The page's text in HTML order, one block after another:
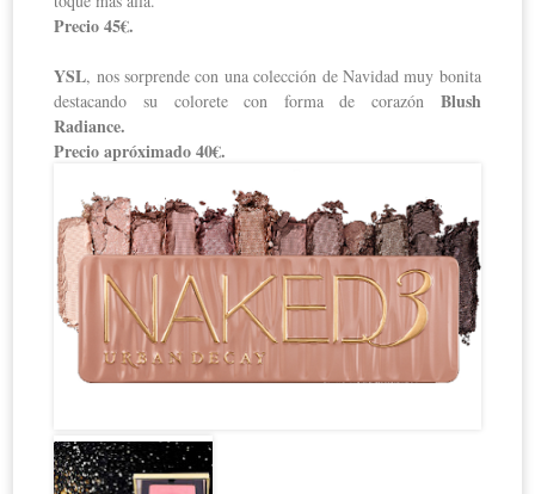
Precio 45€.
YSL, nos sorprende con una colección de Navidad muy bonita
destacando su colorete con forma de corazón Blush
Radiance.
Precio apróximado 40€.